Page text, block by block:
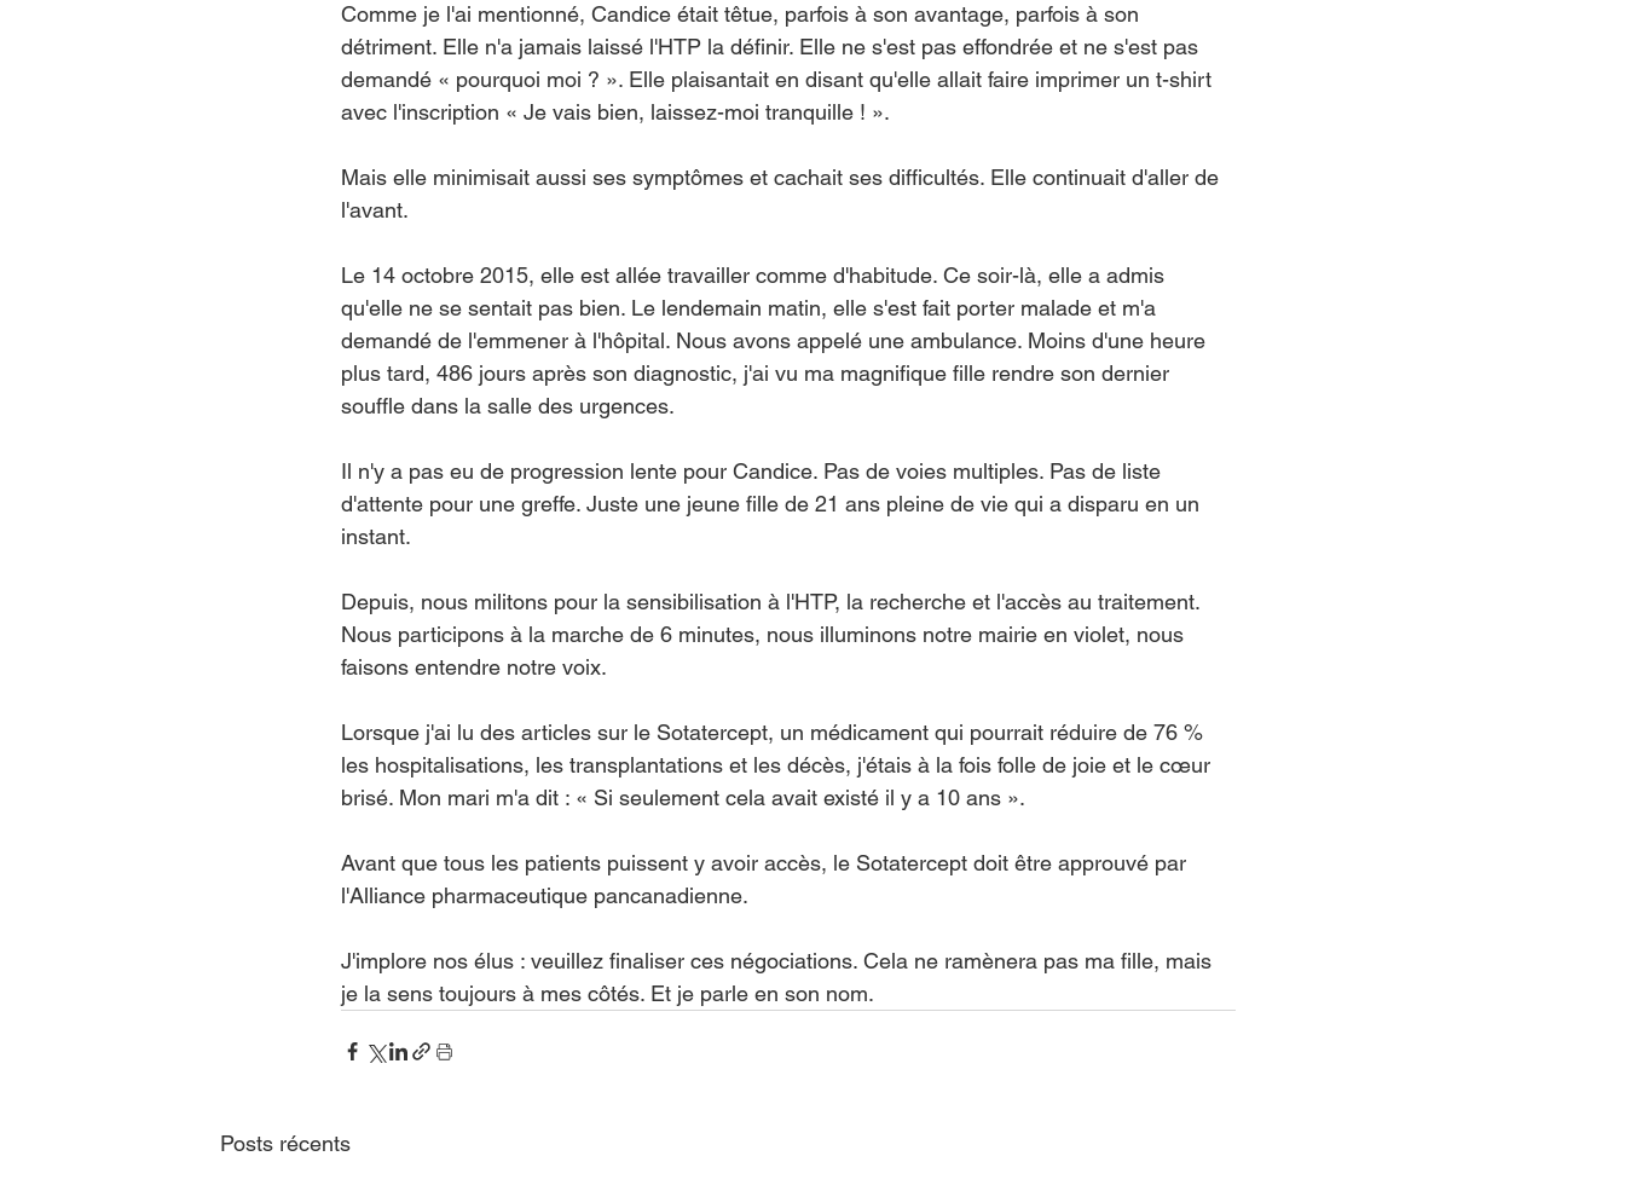
Comme je l'ai mentionné, Candice était têtue, parfois à son avantage, parfois à son
détriment. Elle n'a jamais laissé l'HTP la définir. Elle ne s'est pas effondrée et ne s'est pas
demandé « pourquoi moi ? ». Elle plaisantait en disant qu'elle allait faire imprimer un t-shirt
avec l'inscription « Je vais bien, laissez-moi tranquille ! ».
Mais elle minimisait aussi ses symptômes et cachait ses difficultés. Elle continuait d'aller de
l'avant.
Le 14 octobre 2015, elle est allée travailler comme d'habitude. Ce soir-là, elle a admis
qu'elle ne se sentait pas bien. Le lendemain matin, elle s'est fait porter malade et m'a
demandé de l'emmener à l'hôpital. Nous avons appelé une ambulance. Moins d'une heure
plus tard, 486 jours après son diagnostic, j'ai vu ma magnifique fille rendre son dernier
souffle dans la salle des urgences.
Il n'y a pas eu de progression lente pour Candice. Pas de voies multiples. Pas de liste
d'attente pour une greffe. Juste une jeune fille de 21 ans pleine de vie qui a disparu en un
instant.
Depuis, nous militons pour la sensibilisation à l'HTP, la recherche et l'accès au traitement.
Nous participons à la marche de 6 minutes, nous illuminons notre mairie en violet, nous
faisons entendre notre voix.
Lorsque j'ai lu des articles sur le Sotatercept, un médicament qui pourrait réduire de 76 %
les hospitalisations, les transplantations et les décès, j'étais à la fois folle de joie et le cœur
brisé. Mon mari m'a dit : « Si seulement cela avait existé il y a 10 ans ».
Avant que tous les patients puissent y avoir accès, le Sotatercept doit être approuvé par
l'Alliance pharmaceutique pancanadienne.
J'implore nos élus : veuillez finaliser ces négociations. Cela ne ramènera pas ma fille, mais
je la sens toujours à mes côtés. Et je parle en son nom.
Posts récents